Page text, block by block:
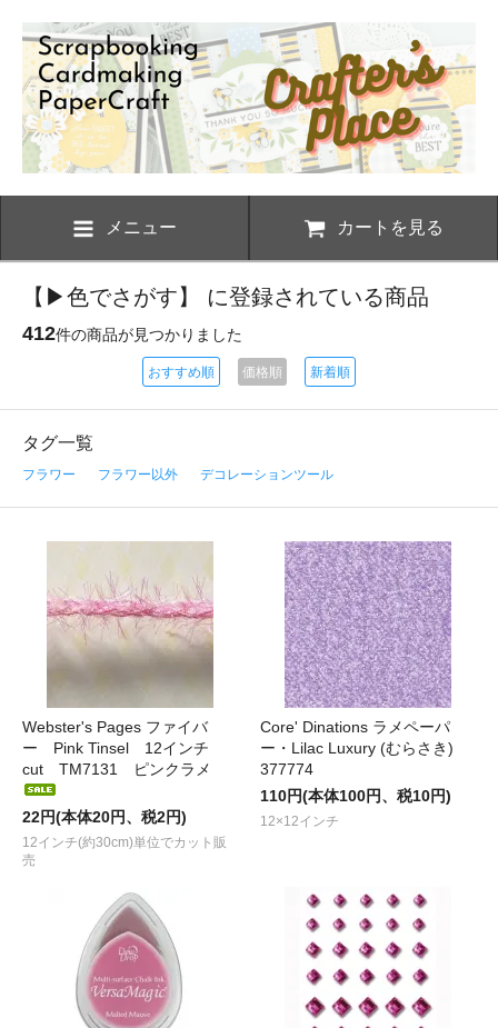
メニュー カートを見る
【▶色でさがす】 に登録されている商品
412件の商品が見つかりました
おすすめ順 価格順 新着順
タグ一覧
フラワー フラワー以外 デコレーションツール
Webster's Pages ファイバ
ー Pink Tinsel 12インチ
cut TM7131 ピンクラメ
22円(本体20円、税2円)
12インチ(約30cm)単位でカット販
売
Core' Dinations ラメペーパ
ー・Lilac Luxury (むらさき)
377774
110円(本体100円、税10円)
12×12インチ